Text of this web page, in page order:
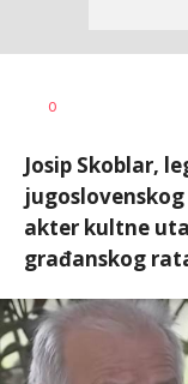
0
Josip Skoblar,
akter kultne
građanskog